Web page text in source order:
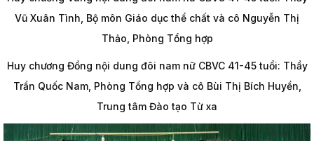
Vũ Xuân Tình, Bộ môn Giáo dục thể chất và cô Nguyễn Thị
Thảo, Phòng Tổng hợp
Huy chương Đồng nội dung đôi nam nữ CBVC 41-45 tuổi: Thầy
Trần Quốc Nam, Phòng Tổng hợp và cô Bùi Thị Bích Huyền,
Trung tâm Đào tạo Từ xa